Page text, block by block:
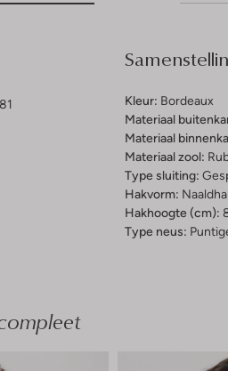
Kleur: Bordeaux
Materiaal
Materiaal
Materiaal zool:
Type sluiting:
Hakvorm:
Hakhoogte (cm):
Type neus: